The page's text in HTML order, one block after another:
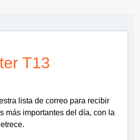
T13
lista de correo para recibir
más importantes del día, con la